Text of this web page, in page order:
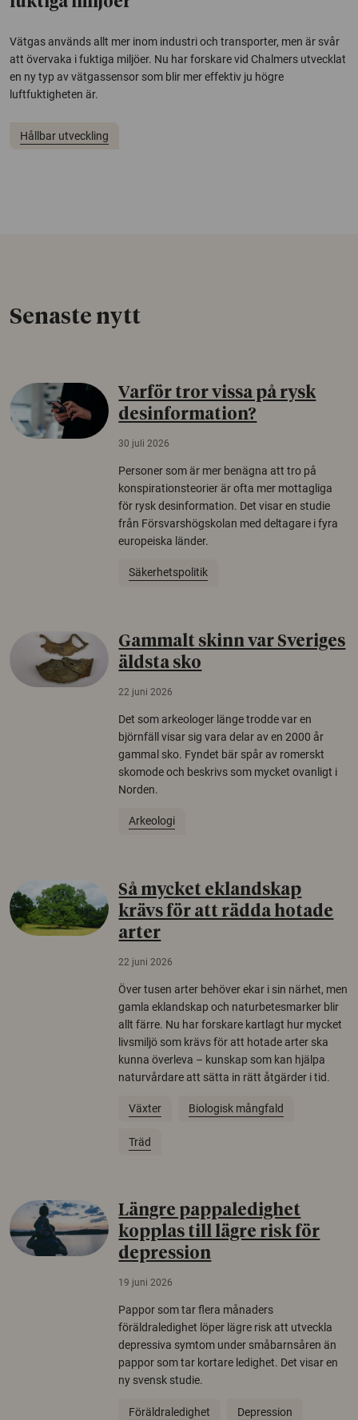
Vätgas används allt mer inom industri och transporter, men är svår
att övervaka i fuktiga miljöer. Nu har forskare vid Chalmers utvecklat
en ny typ av vätgassensor som blir mer effektiv ju högre
luftfuktigheten är.
Hållbar utveckling
Senaste nytt
Varför tror vissa på rysk
desinformation?
30 juli 2026
Personer som är mer benägna att tro på
konspirationsteorier är ofta mer mottagliga
för rysk desinformation. Det visar en studie
från Försvarshögskolan med deltagare i fyra
europeiska länder.
Säkerhetspolitik
Gammalt skinn var Sveriges
äldsta sko
22 juni 2026
Det som arkeologer länge trodde var en
björnfäll visar sig vara delar av en 2000 år
gammal sko. Fyndet bär spår av romerskt
skomode och beskrivs som mycket ovanligt i
Norden.
Arkeologi
Så mycket eklandskap
krävs för att rädda hotade
arter
22 juni 2026
Över tusen arter behöver ekar i sin närhet, men
gamla eklandskap och naturbetesmarker blir
allt färre. Nu har forskare kartlagt hur mycket
livsmiljö som krävs för att hotade arter ska
kunna överleva – kunskap som kan hjälpa
naturvårdare att sätta in rätt åtgärder i tid.
Växter Biologisk mångfald
Träd
Längre pappaledighet
kopplas till lägre risk för
depression
19 juni 2026
Pappor som tar flera månaders
föräldraledighet löper lägre risk att utveckla
depressiva symtom under småbarnsåren än
pappor som tar kortare ledighet. Det visar en
ny svensk studie.
Föräldraledighet Depression